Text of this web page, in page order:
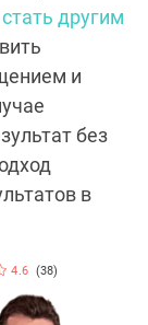
другим
и
без
в
4.6 (38)